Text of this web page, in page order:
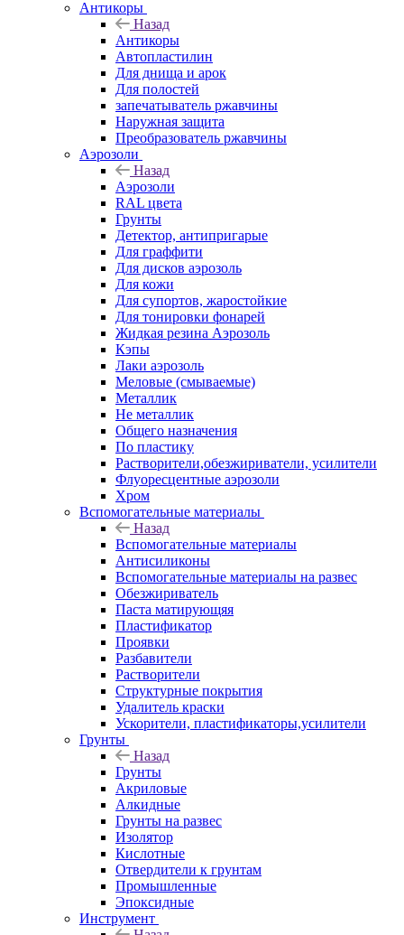
Антикоры
Назад
Антикоры
Автопластилин
Для днища и арок
Для полостей
запечатыватель ржавчины
Наружная защита
Преобразователь ржавчины
Аэрозоли
Назад
Аэрозоли
RAL цвета
Грунты
Детектор, антипригарые
Для граффити
Для дисков аэрозоль
Для кожи
Для супортов, жаростойкие
Для тонировки фонарей
Жидкая резина Аэрозоль
Кэпы
Лаки аэрозоль
Меловые (смываемые)
Металлик
Не металлик
Общего назначения
По пластику
Растворители,обезжириватели, усилители
Флуоресцентные аэрозоли
Хром
Вспомогательные материалы
Назад
Вспомогательные материалы
Антисиликоны
Вспомогательные материалы на развес
Обезжириватель
Паста матирующяя
Пластификатор
Проявки
Разбавители
Растворители
Структурные покрытия
Удалитель краски
Ускорители, пластификаторы,усилители
Грунты
Назад
Грунты
Акриловые
Алкидные
Грунты на развес
Изолятор
Кислотные
Отвердители к грунтам
Промышленные
Эпоксидные
Инструмент